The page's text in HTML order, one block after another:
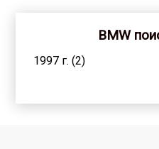
BMW
1997 г. (2)